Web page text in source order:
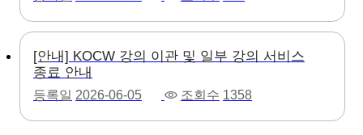
[안내] KOCW 강의 이관 및 일부 강의 서비스
종료 안내
등록일 2026-06-05 조회수 1358